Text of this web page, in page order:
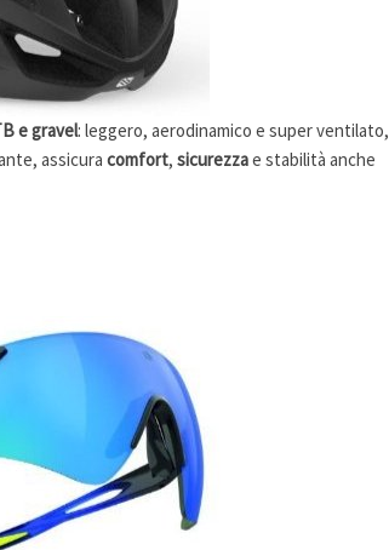
e gravel: leggero, aerodinamico e super ventilato,
assicura comfort, sicurezzae stabilità anche